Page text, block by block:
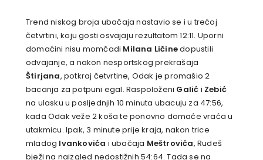
Trend niskog broja ubačaja nastavio se i u trećoj
četvrtini, koju gosti osvajaju rezultatom 12:11. Uporni
domaćini nisu momčadi Milana Ličinedopustili
odvajanje, a nakon nesportskog prekrašaja
Štirjana, potkraj četvrtine, Odak je promašio 2
bacanja za potpuni egal. Raspoloženi Galić i Zebić
na ulasku u posljednjih 10 minuta ubacuju za 47:56,
kada Odak veže 2 koša te ponovno domaće vraća u
utakmicu. Ipak, 3 minute prije kraja, nakon trice
mladog Ivankovića i ubačaja Meštrovića, Rudeš
bježi na naizgled nedostižnih 54:64. Tada se na